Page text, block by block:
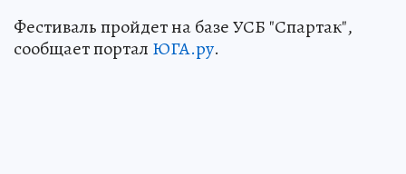
Фестиваль пройдет на базе УСБ "Спартак",
сообщает портал ЮГА.ру.